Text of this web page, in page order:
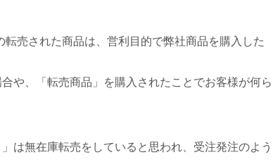
売された商品は、営利目的で弊社商品を購入した
や、「転売商品」を購入されたことでお客様が何ら
は無在庫転売をしていると思われ、受注発注のよう